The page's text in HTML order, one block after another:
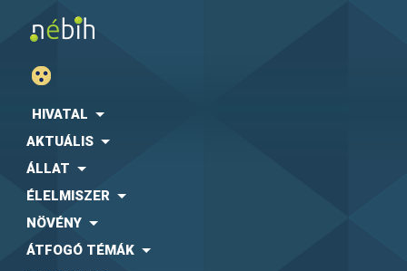
HIVATAL
AKTUÁLIS
ÁLLAT
ÉLELMISZER
NÖVÉNY
ÁTFOGÓ TÉMÁK